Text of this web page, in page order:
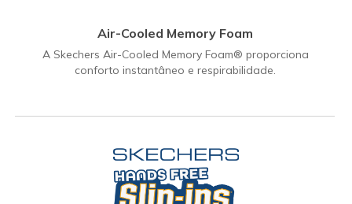
Air-Cooled Memory Foam
A Skechers Air-Cooled Memory Foam® proporciona
conforto instantâneo e respirabilidade.